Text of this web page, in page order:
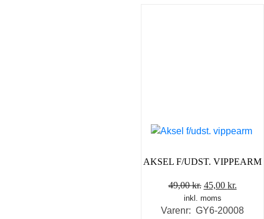
AKSEL F/UDST. VIPPEARM
49,00kr. Den
oprindelige
pris
45,00 kr.
pris
inkl. moms
Varenr: GY6-20008